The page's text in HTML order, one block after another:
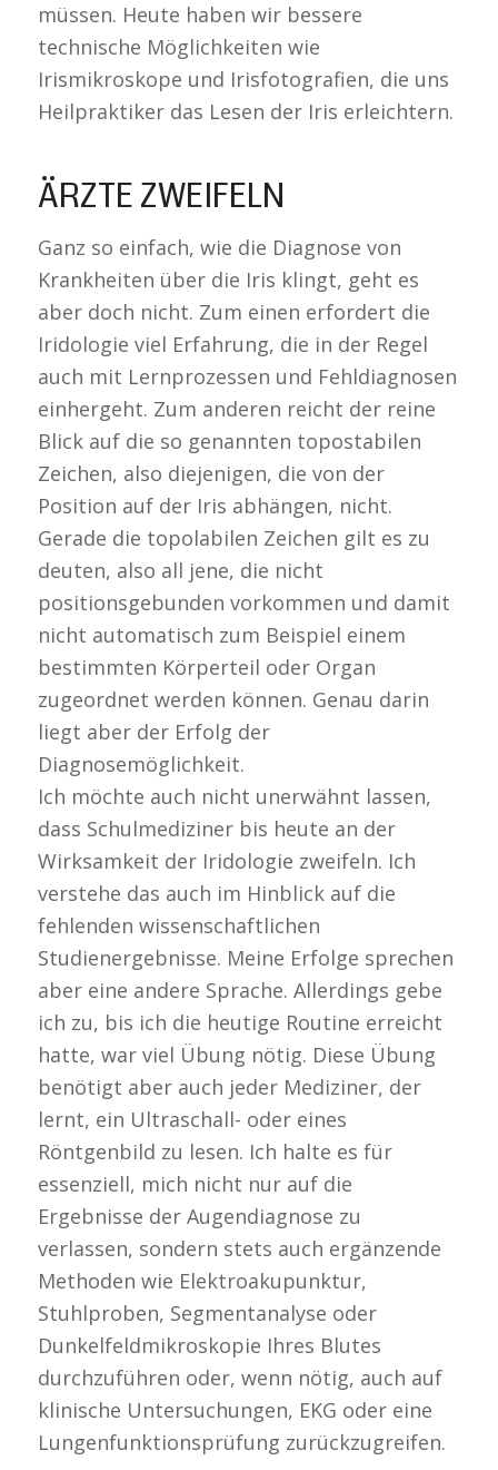
müssen. Heute haben wir bessere
technische Möglichkeiten wie
Irismikroskope und Irisfotografien, die uns
Heilpraktiker das Lesen der Iris erleichtern.
ÄRZTE ZWEIFELN
Ganz so einfach, wie die Diagnose von
Krankheiten über die Iris klingt, geht es
aber doch nicht. Zum einen erfordert die
Iridologie viel Erfahrung, die in der Regel
auch mit Lernprozessen und Fehldiagnosen
einhergeht. Zum anderen reicht der reine
Blick auf die so genannten topostabilen
Zeichen, also diejenigen, die von der
Position auf der Iris abhängen, nicht.
Gerade die topolabilen Zeichen gilt es zu
deuten, also all jene, die nicht
positionsgebunden vorkommen und damit
nicht automatisch zum Beispiel einem
bestimmten Körperteil oder Organ
zugeordnet werden können. Genau darin
liegt aber der Erfolg der
Diagnosemöglichkeit.
Ich möchte auch nicht unerwähnt lassen,
dass Schulmediziner bis heute an der
Wirksamkeit der Iridologie zweifeln. Ich
verstehe das auch im Hinblick auf die
fehlenden wissenschaftlichen
Studienergebnisse. Meine Erfolge sprechen
aber eine andere Sprache. Allerdings gebe
ich zu, bis ich die heutige Routine erreicht
hatte, war viel Übung nötig. Diese Übung
benötigt aber auch jeder Mediziner, der
lernt, ein Ultraschall- oder eines
Röntgenbild zu lesen. Ich halte es für
essenziell, mich nicht nur auf die
Ergebnisse der Augendiagnose zu
verlassen, sondern stets auch ergänzende
Methoden wie Elektroakupunktur,
Stuhlproben, Segmentanalyse oder
Dunkelfeldmikroskopie Ihres Blutes
durchzuführen oder, wenn nötig, auch auf
klinische Untersuchungen, EKG oder eine
Lungenfunktionsprüfung zurückzugreifen.